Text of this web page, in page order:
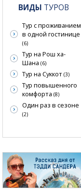
ВИДЫ ТУРОВ
Тур с проживанием
в одной гостинице
(6)
Тур на Рош ха-
Шана (6)
Тур на Суккот (3)
Тур повышенного
комфорта (8)
Один раз в сезоне
(2)